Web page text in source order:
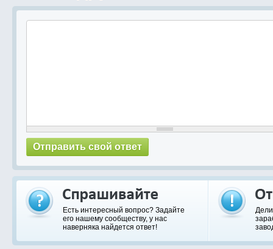
Есть интересный вопрос? Задайте
его нашему сообществу, у нас
наверняка найдется ответ!